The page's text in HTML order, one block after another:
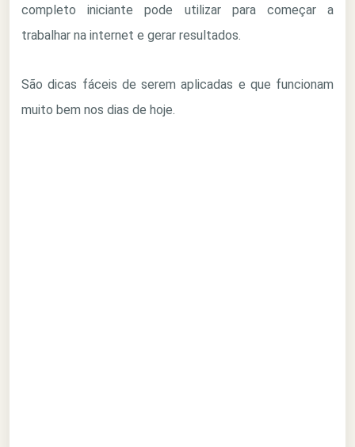
completo iniciante pode utilizar para começar a
trabalhar na internet e gerar resultados.
São dicas fáceis de serem aplicadas e que funcionam
muito bem nos dias de hoje.